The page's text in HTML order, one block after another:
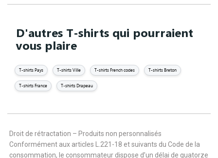
D'autres T-shirts qui pourraient
vous plaire
T-shirts Pays T-shirts Ville T-shirts French codes T-shirts Breton
T-shirts France T-shirts Drapeau
Droit de rétractation – Produits non personnalisés
Conformément aux articles L.221-18 et suivants du Code de la
consommation, le consommateur dispose d’un délai de quatorze